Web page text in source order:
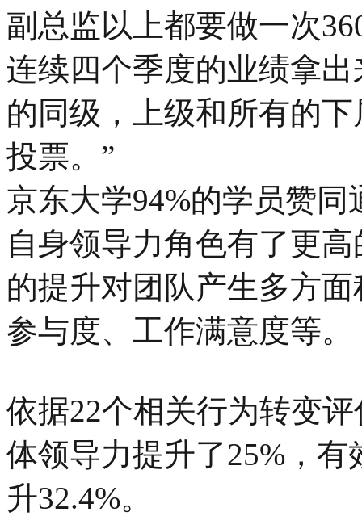
副总监以上都要做一次
连续四个季度的业绩拿
的同级，上级和所有的
投票。”
京东大学94%的学员赞
自身领导力角色有了更
的提升对团队产生多方
参与度、工作满意度等。
依据22个相关行为转变
体领导力提升了25%，
升32.4%。